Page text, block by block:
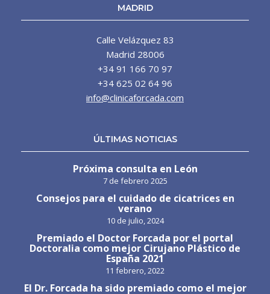
MADRID
Calle Velázquez 83
Madrid 28006
+34 91 166 70 97
+34 625 02 64 96
info@clinicaforcada.com
ÚLTIMAS NOTICIAS
Próxima consulta en León
7 de febrero 2025
Consejos para el cuidado de cicatrices en
verano
10 de julio, 2024
Premiado el Doctor Forcada por el portal
Doctoralia como mejor Cirujano Plástico de
España 2021
11 febrero, 2022
El Dr. Forcada ha sido premiado como el mejor